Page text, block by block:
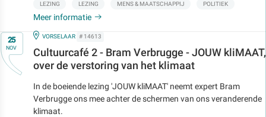
LEZING LEZING MENS & MAATSCHAPPIJ POLITIEK
Meer informatie
Op25
NOV
IN
VORSELAAR # 14613
Cultuurcafé 2 - Bram Verbrugge - JOUW kliMAAT,
over de verstoring van het klimaat
In de boeiende lezing 'JOUW kliMAAT' neemt expert Bram
Verbrugge ons mee achter de schermen van ons veranderende
klimaat.